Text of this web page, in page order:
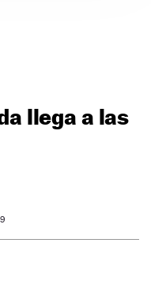
llega a las